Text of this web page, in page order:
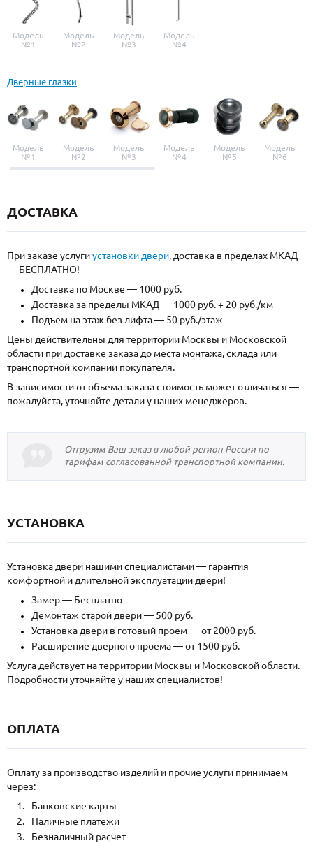
Модель
№1
Модель
№2
Модель
№3
Модель
№4
Дверные глазки
Модель
№1
Модель
№2
Модель
№3
Модель
№4
Модель
№5
Модель
№6
ДОСТАВКА
При заказе услугиустановки двери, доставка в пределах МКАД
— БЕСПЛАТНО!
Доставка по Москве — 1000 руб.
Доставка за пределы МКАД — 1000 руб. + 20 руб./км
Подъем на этаж без лифта — 50 руб./этаж
Цены действительны для территории Москвы и Московской
области при доставке заказа до места монтажа, склада или
транспортной компании покупателя.
В зависимости от объема заказа стоимость может отличаться —
пожалуйста, уточняйте детали у наших менеджеров.
Отгрузим Ваш заказ в любой регион России по
тарифам согласованной транспортной компании.
УСТАНОВКА
Установка двери нашими специалистами — гарантия
комфортной и длительной эксплуатации двери!
Замер — Бесплатно
Демонтаж старой двери — 500 руб.
Установка двери в готовый проем — от 2000 руб.
Расширение дверного проема — от 1500 руб.
Услуга действует на территории Москвы и Московской области.
Подробности уточняйте у наших специалистов!
ОПЛАТА
Оплату за производство изделий и прочие услуги принимаем
через:
Банковские карты
Наличные платежи
Безналичный расчет